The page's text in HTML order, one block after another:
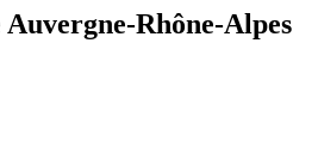
Auvergne-Rhône-Alpes